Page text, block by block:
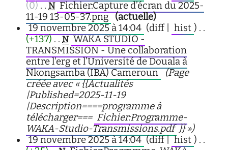
(0) . . N Fichier:Capture d’écran du 2025-
11-19 13-05-37.png
(actuelle)
19 novembre 2025 à 14:04 (diff | hist ) . .
(+137) . . N WAKA STUDIO -
TRANSMISSION - Une collaboration
entre l'erg et l’Université de Douala à
Nkongsamba (IBA) Cameroun
(Page
créée avec « {{Actualités
|Published=2025-11-19
|Description====programme à
télécharger=== Fichier:Programme-
WAKA-Studio-Transmissions.pdf }} »)
19 novembre 2025 à 14:04 (diff | hist ) . .